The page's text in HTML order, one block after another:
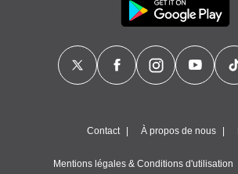
Contact À propos de nous
Mentions légales & Conditions d'utilisation